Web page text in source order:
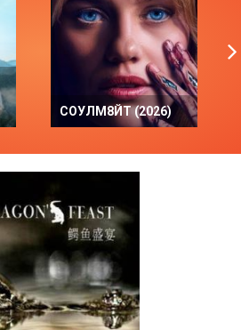
СОУЛМ8ЙТ (2026)